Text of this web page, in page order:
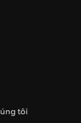
tôi